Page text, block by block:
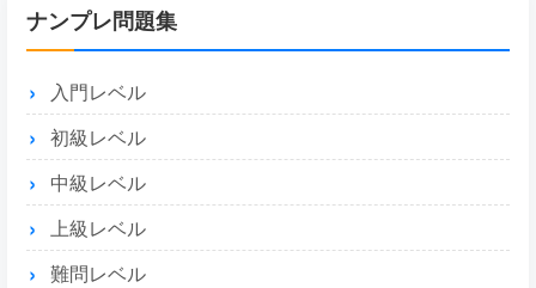
ナンプレ問題集
入門レベル
初級レベル
中級レベル
上級レベル
難問レベル